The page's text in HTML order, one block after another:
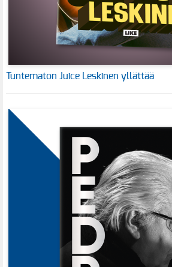
Tuntematon Juice Leskinen yllättää